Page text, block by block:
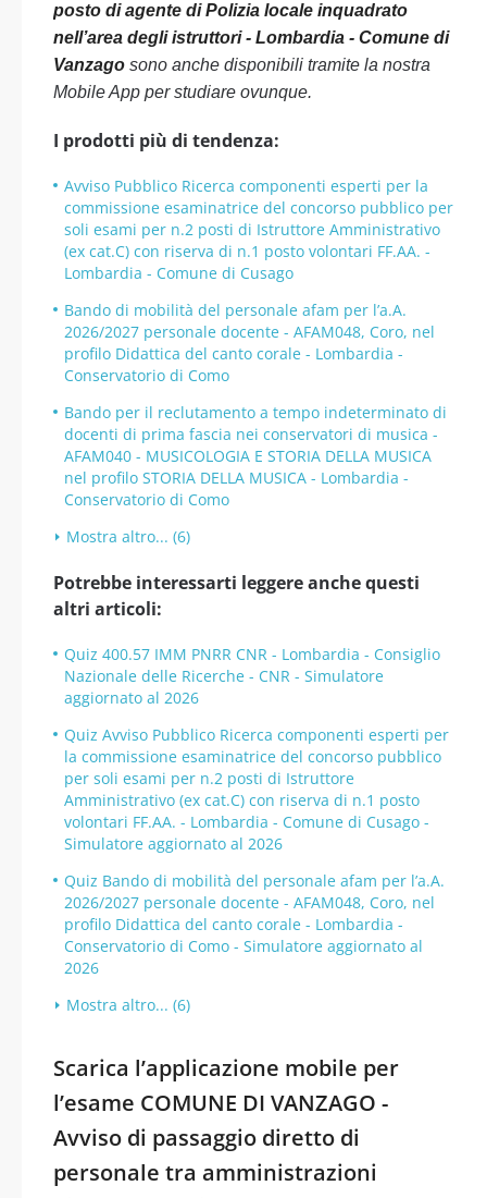
posto di agente di Polizia locale inquadrato
nell’area degli istruttori - Lombardia - Comune di
Vanzago sono anche disponibili tramite la nostra
Mobile App per studiare ovunque.
I prodotti più di tendenza:
Avviso Pubblico Ricerca componenti esperti per la
commissione esaminatrice del concorso pubblico per
soli esami per n.2 posti di Istruttore Amministrativo
(ex cat.C) con riserva di n.1 posto volontari FF.AA. -
Lombardia - Comune di Cusago
Bando di mobilità del personale afam per l’a.A.
2026/2027 personale docente - AFAM048, Coro, nel
profilo Didattica del canto corale - Lombardia -
Conservatorio di Como
Bando per il reclutamento a tempo indeterminato di
docenti di prima fascia nei conservatori di musica -
AFAM040 - MUSICOLOGIA E STORIA DELLA MUSICA
nel profilo STORIA DELLA MUSICA - Lombardia -
Conservatorio di Como
Mostra altro... (6)
Potrebbe interessarti leggere anche questi
altri articoli:
Quiz 400.57 IMM PNRR CNR - Lombardia - Consiglio
Nazionale delle Ricerche - CNR - Simulatore
aggiornato al 2026
Quiz Avviso Pubblico Ricerca componenti esperti per
la commissione esaminatrice del concorso pubblico
per soli esami per n.2 posti di Istruttore
Amministrativo (ex cat.C) con riserva di n.1 posto
volontari FF.AA. - Lombardia - Comune di Cusago -
Simulatore aggiornato al 2026
Quiz Bando di mobilità del personale afam per l’a.A.
2026/2027 personale docente - AFAM048, Coro, nel
profilo Didattica del canto corale - Lombardia -
Conservatorio di Como - Simulatore aggiornato al
2026
Mostra altro... (6)
Scarica l’applicazione mobile per
l’esame COMUNE DI VANZAGO -
Avviso di passaggio diretto di
personale tra amministrazioni